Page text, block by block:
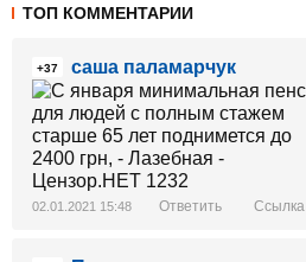
ТОП КОММЕНТАРИИ
+37 саша паламарчук
02.01.2021 15:48 Ответить Ссылка